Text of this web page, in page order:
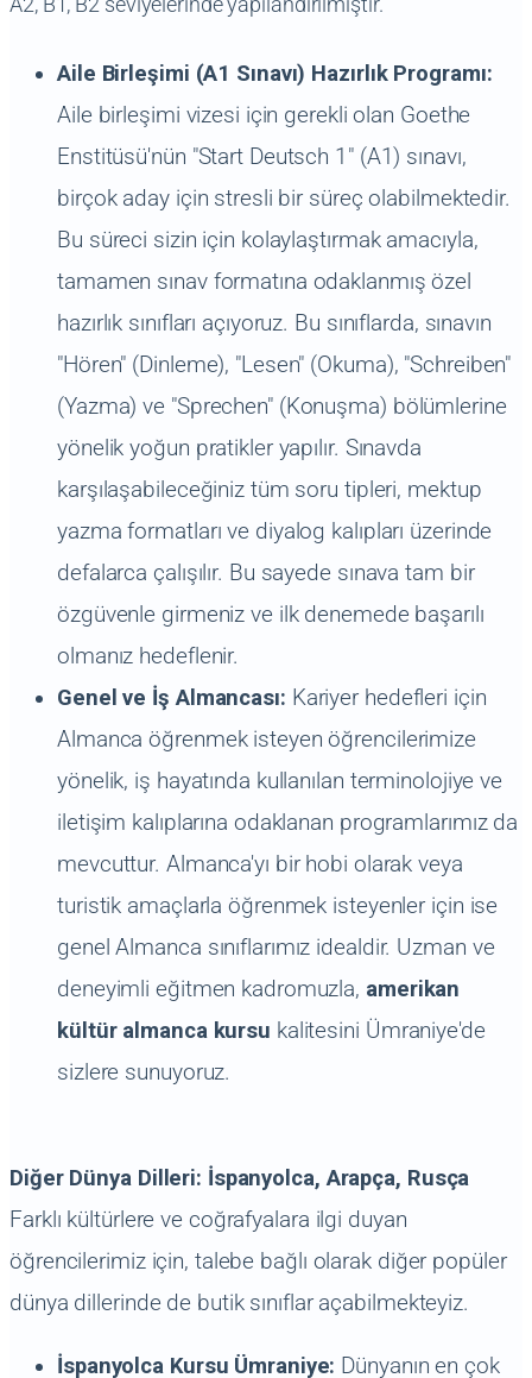
A2, B1, B2 seviyelerinde yapılandırılmıştır.
Aile Birleşimi (A1 Sınavı) Hazırlık Programı:
Aile birleşimi vizesi için gerekli olan Goethe
Enstitüsü'nün "Start Deutsch 1" (A1) sınavı,
birçok aday için stresli bir süreç olabilmektedir.
Bu süreci sizin için kolaylaştırmak amacıyla,
tamamen sınav formatına odaklanmış özel
hazırlık sınıfları açıyoruz. Bu sınıflarda, sınavın
"Hören" (Dinleme), "Lesen" (Okuma), "Schreiben"
(Yazma) ve "Sprechen" (Konuşma) bölümlerine
yönelik yoğun pratikler yapılır. Sınavda
karşılaşabileceğiniz tüm soru tipleri, mektup
yazma formatları ve diyalog kalıpları üzerinde
defalarca çalışılır. Bu sayede sınava tam bir
özgüvenle girmeniz ve ilk denemede başarılı
olmanız hedeflenir.
Genel ve İş Almancası: Kariyer hedefleri için
Almanca öğrenmek isteyen öğrencilerimize
yönelik, iş hayatında kullanılan terminolojiye ve
iletişim kalıplarına odaklanan programlarımız da
mevcuttur. Almanca'yı bir hobi olarak veya
turistik amaçlarla öğrenmek isteyenler için ise
genel Almanca sınıflarımız idealdir. Uzman ve
deneyimli eğitmen kadromuzla, amerikan
kültür almanca kursu kalitesini Ümraniye'de
sizlere sunuyoruz.
Diğer Dünya Dilleri: İspanyolca, Arapça, Rusça
Farklı kültürlere ve coğrafyalara ilgi duyan
öğrencilerimiz için, talebe bağlı olarak diğer popüler
dünya dillerinde de butik sınıflar açabilmekteyiz.
İspanyolca Kursu Ümraniye: Dünyanın en çok